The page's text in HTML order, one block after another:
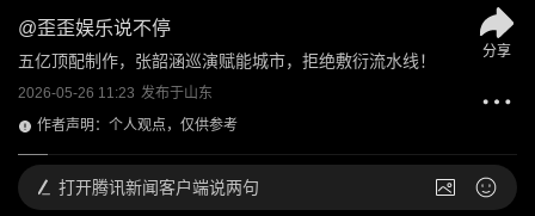
@歪歪娱乐说不停
五亿顶配制作，张韶涵巡演赋能城市，拒绝敷衍流水线！
2026-05-26 11:23 发布于山东
作者声明：个人观点，仅供参考
分享
打开腾讯新闻客户端说两句